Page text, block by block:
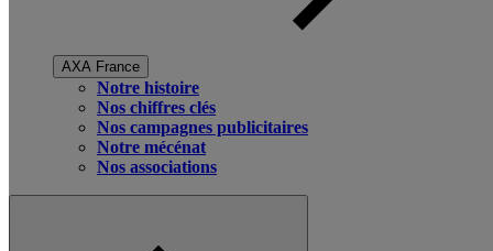
AXA France
Notre histoire
Nos chiffres clés
Nos campagnes publicitaires
Notre mécénat
Nos associations